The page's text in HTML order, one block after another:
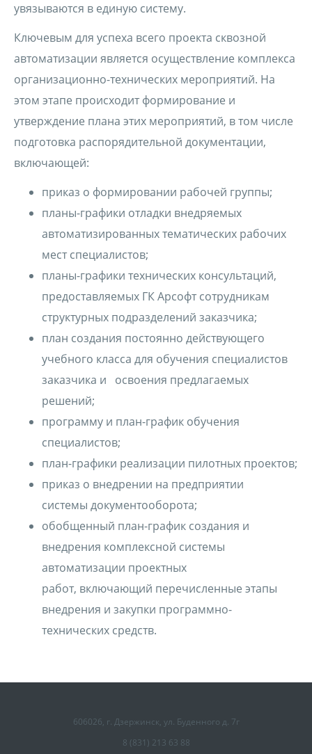
увязываются в единую систему.
Ключевым для успеха всего проекта сквозной
автоматизации является осуществление комплекса
организационно-технических мероприятий. На
этом этапе происходит формирование и
утверждение плана этих мероприятий, в том числе
подготовка распорядительной документации,
включающей:
приказ о формировании рабочей группы;
планы-графики отладки внедряемых
автоматизированных тематических рабочих
мест специалистов;
планы-графики технических консультаций,
предоставляемых ГК Арсофт сотрудникам
структурных подразделений заказчика;
план создания постоянно действующего
учебного класса для обучения специалистов
заказчика и освоения предлагаемых
решений;
программу и план-график обучения
специалистов;
план-графики реализации пилотных проектов;
приказ о внедрении на предприятии
системы документооборота;
обобщенный план-график создания и
внедрения комплексной системы
автоматизации проектных
работ, включающий перечисленные этапы
внедрения и закупки программно-
технических средств.
606026, г. Дзержинск, ул. Буденного д. 7г
8 (831) 213 63 88